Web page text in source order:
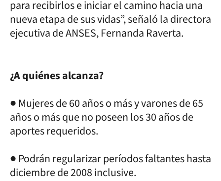
para recibirlos e iniciar el camino hacia una
nueva etapa de sus vidas”, señaló la directora
ejecutiva de ANSES, Fernanda Raverta.
¿A quiénes alcanza?
● Mujeres de 60 años o más y varones de 65
años o más que no poseen los 30 años de
aportes requeridos.
● Podrán regularizar períodos faltantes hasta
diciembre de 2008 inclusive.